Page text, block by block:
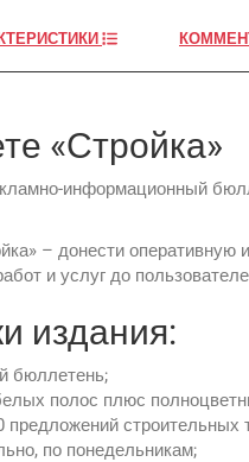
«Стройка»
информационный
– донести
и услуг до
издания:
бюллетень;
полос плюс
строительных
по понедельникам;